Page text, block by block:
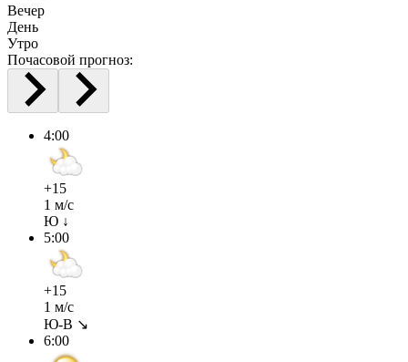
Вечер
День
Утро
Почасовой прогноз:
4:00
+15
1 м/с
Ю ↓
5:00
+15
1 м/с
Ю-В ↘
6:00